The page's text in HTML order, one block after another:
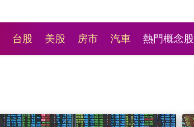
台股 美股 房市 汽車 熱門概念股